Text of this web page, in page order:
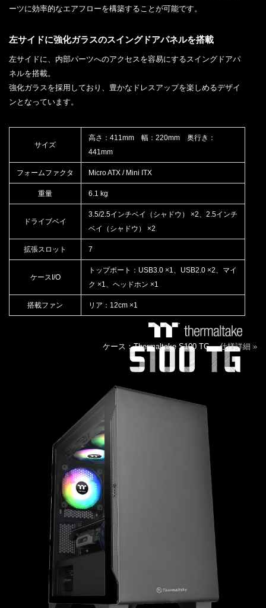
ーツに効率的なエアフローを構築することが可能です。
左サイドに強化ガラスのスイングドアパネルを搭載
左サイドに、内部パーツへのアクセスを容易にするスイングドアパ
ネルを搭載。
強化ガラスを採用しており、豊かなドレスアップを楽しめるデザイ
ンとなっています。
サイズ
高さ：411mm 幅：220mm 奥行き：
441mm
フォームファクタ Micro ATX / Mini ITX
重量 6.1 kg
ドライブベイ
3.5/2.5インチベイ（シャドウ） ×2、2.5インチ
ベイ（シャドウ） ×2
拡張スロット 7
ケースI/O
トップポート：USB3.0 ×1、USB2.0 ×2、マイ
ク ×1、ヘッドホン ×1
搭載ファン リア：12cm ×1
ケース：Thermaltake S100 TG仕様詳細 »